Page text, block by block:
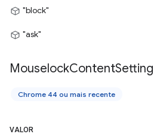
"block"
"ask"
MouselockContentSetting
Chrome 44 ou mais recente
VALOR